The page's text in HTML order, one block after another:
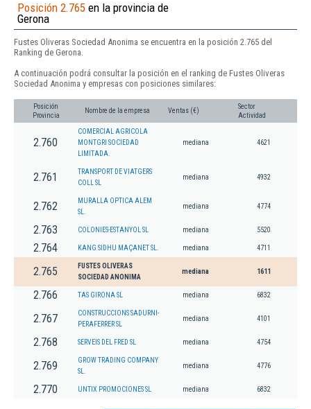
Posición 2.765 en la provincia de
Gerona
Fustes Oliveras Sociedad Anonima se encuentra en la posición 2.765 del
Ranking de Gerona.
A continuación podrá consultar la posición en el ranking de Fustes Oliveras
Sociedad Anonima y empresas con posiciones similares:
Posición
Provincia
Nombre de la empresa Ventas (€)
Sector
Actividad
2.760
COMERCIAL AGRICOLA
MONTGRI SOCIEDAD
LIMITADA.
mediana 4621
2.761
TRANSPORT DE VIATGERS
COLL SL
mediana 4932
2.762
MURALLA OPTICA ALEM
SL.
mediana 4774
2.763 COLONIES-ESTANYOL SL mediana 5520
2.764 KANG SIDHU MAÇANET SL. mediana 4711
2.765
FUSTES OLIVERAS
SOCIEDAD ANONIMA
mediana 1611
2.766 TAS GIRONA SL mediana 6832
2.767
CONSTRUCCIONS SADURNI-
PERAFERRER SL
mediana 4101
2.768 SERVEIS DEL FRED SL mediana 4754
2.769
GROW TRADING COMPANY
SL.
mediana 4776
2.770 UNTIX PROMOCIONES SL mediana 6832